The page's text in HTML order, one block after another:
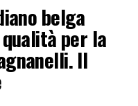
belga
per la
Il